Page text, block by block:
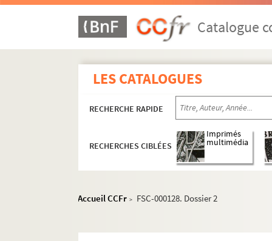
Catalogue
LES CATALOGUES
RECHERCHE RAPIDE
RECHERCHES CIBLÉES
Imprimés
multimédia
Accueil CCFr > FSC-000128. Dossier 2